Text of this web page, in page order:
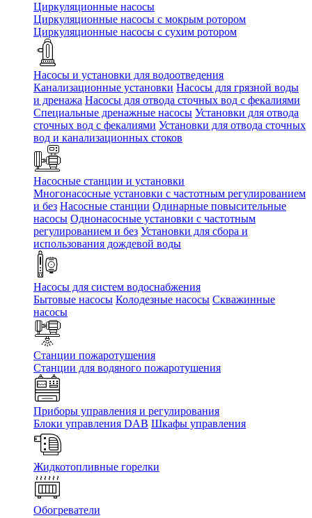
Циркуляционные насосы
Циркуляционные насосы с мокрым ротором
Циркуляционные насосы с сухим ротором
Насосы и установки для водоотведения
Канализационные установки Насосы для грязной воды
и дренажа Насосы для отвода сточных вод c фекалиями
Специальные дренажные насосы Установки для отвода
сточных вод c фекалиями Установки для отвода сточных
вод и канализационных стоков
Насосные станции и установки
Многонасосные установки с частотным регулированием
и без Насосные станции Одинарные повысительные
насосы Однонасосные установки с частотным
регулированием и без Установки для сбора и
использования дождевой воды
Насосы для систем водоснабжения
Бытовые насосы Колодезные насосы Скважинные
насосы
Станции пожаротушения
Станции для водяного пожаротушения
Приборы управления и регулирования
Блоки управления DAB Шкафы управления
Жидкотопливные горелки
Обогреватели